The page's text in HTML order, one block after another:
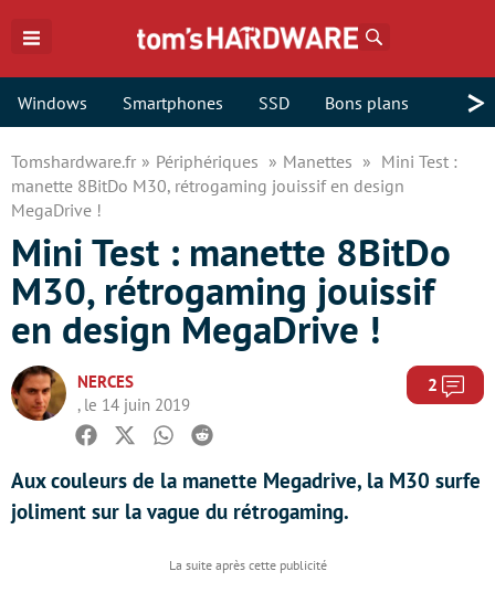
Windows Smartphones SSD Bons plans >
Tomshardware.fr Périphériques Manettes
Mini Test :
manette 8BitDo M30, rétrogaming jouissif en design
MegaDrive !
Mini Test : manette 8BitDo
M30, rétrogaming jouissif
en design MegaDrive !
NERCES
, le 14 juin 2019
2
Facebook
TwitterWhatsapp
Reddit
Aux couleurs de la manette Megadrive, la M30 surfe
joliment sur la vague du rétrogaming.